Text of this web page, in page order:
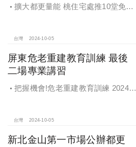
擴大都更量能 桃住宅處推10堂免費
台灣 2024-10-05
屏東危老重建教育訓練 最後
二場專業講習
把握機會!危老重建教育訓練 2024年
台灣 2024-10-05
新北金山第一市場公辦都更